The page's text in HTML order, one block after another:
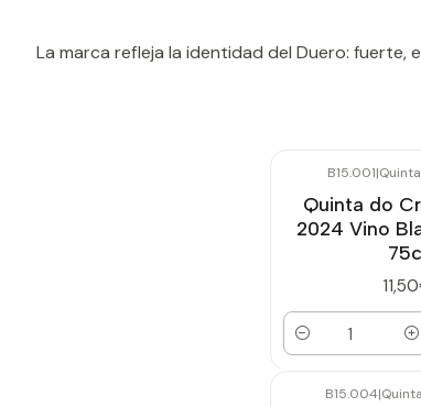
La marca refleja la identidad del Duero: fuerte,
B15.001|
Quinta do
2024 Vino
Cantidad
B15.004|